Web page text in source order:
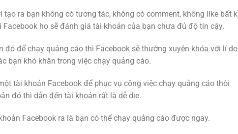
tạo ra bạn không có tương tác, không có comment, không like bất
họ sẽ đánh giá tài khoản của bạn chưa đủ độ tin cậy.
đó để chạy quảng cáo thì Facebook sẽ thường xuyên khóa với lí
bạn khó khăn trong việc chạy quảng cáo.
tài khoản Facebook để phục vụ công việc chạy quảng cáo thôi
đó thì dẫn đến tài khoản rất là dễ die.
Facebook ra là bạn có thể chạy quảng cáo được ngay.